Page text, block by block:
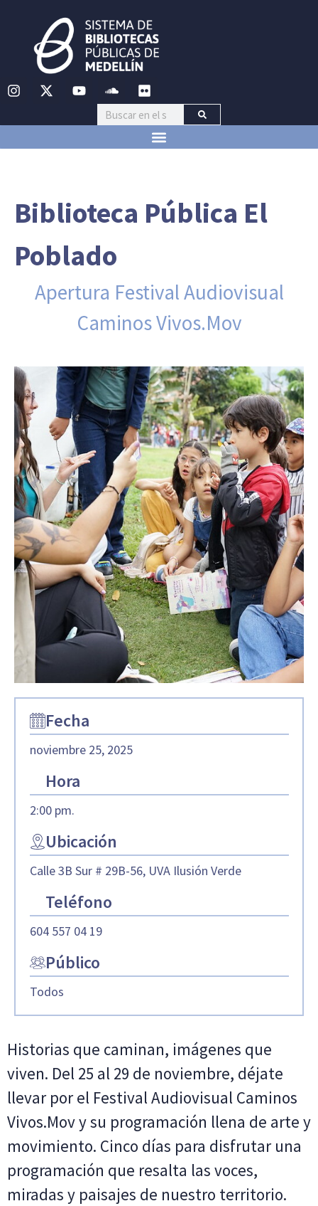
Biblioteca Pública El
Poblado
Apertura Festival Audiovisual
Caminos Vivos.Mov
Fecha
noviembre 25, 2025
Hora
2:00 pm.
Ubicación
Calle 3B Sur # 29B-56, UVA Ilusión Verde
Teléfono
604 557 04 19
Público
Todos
Historias que caminan, imágenes que
viven. Del 25 al 29 de noviembre, déjate
llevar por el Festival Audiovisual Caminos
Vivos.Mov y su programación llena de arte y
movimiento. Cinco días para disfrutar una
programación que resalta las voces,
miradas y paisajes de nuestro territorio.